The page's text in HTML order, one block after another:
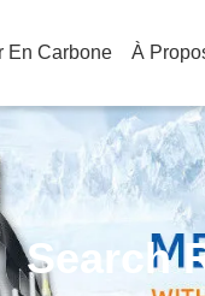
En Carbone À
Search